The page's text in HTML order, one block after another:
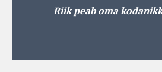
Riik peab oma